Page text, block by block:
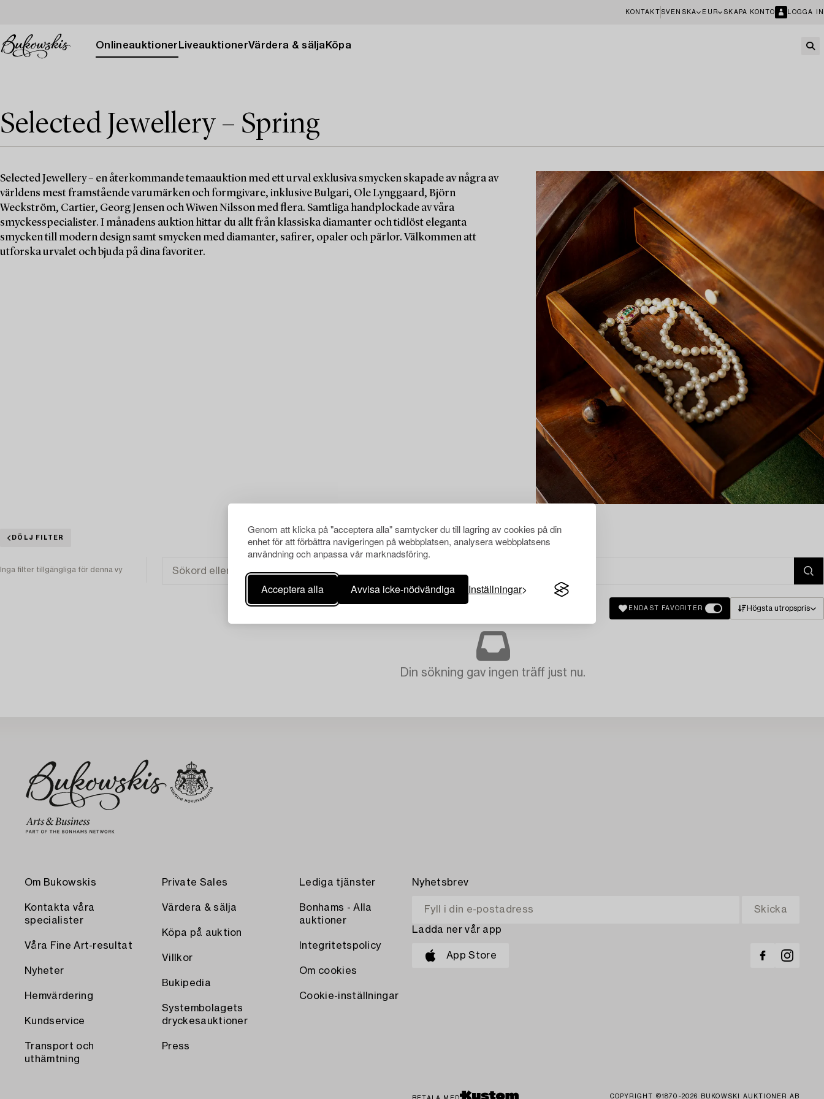
Genom att klicka på "acceptera alla" samtycker du till lagring av cookies på din
enhet för att förbättra navigeringen på webbplatsen, analysera webbplatsens
användning och anpassa vår marknadsföring.
Acceptera alla Avvisa icke-nödvändiga Inställningar
KONTAKT SVENSKA EUR SKAPA KONTO LOGGA IN
Onlineauktioner LiveauktionerVärdera & sälja Köpa
Selected Jewellery – Spring
Selected Jewellery – en återkommande temaauktion med ett urval exklusiva smycken skapade av några av
världens mest framstående varumärken och formgivare, inklusive Bulgari, Ole Lynggaard, Björn
Weckström, Cartier, Georg Jensen och Wiwen Nilsson med flera. Samtliga handplockade av våra
smyckesspecialister. I månadens auktion hittar du allt från klassiska diamanter och tidlöst eleganta
smycken till modern design samt smycken med diamanter, safirer, opaler och pärlor. Välkommen att
utforska urvalet och bjuda på dina favoriter.
DÖLJ FILTER
Inga filter tillgängliga för denna vy
ENDAST FAVORITER Högsta utropspris
Din sökning gav ingen träff just nu.
Om Bukowskis
Kontakta våra
specialister
Våra Fine Art-resultat
Nyheter
Hemvärdering
Kundservice
Transport och
uthämtning
Private Sales
Värdera & sälja
Köpa på auktion
Villkor
Bukipedia
Systembolagets
dryckesauktioner
Press
Lediga tjänster
Bonhams - Alla
auktioner
Integritetspolicy
Om cookies
Cookie-inställningar
Nyhetsbrev
Ladda ner vår app
App Store
COPYRIGHT ©1870-2026 BUKOWSKI AUKTIONER AB